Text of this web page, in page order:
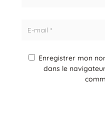
Enregistrer mon
dans le